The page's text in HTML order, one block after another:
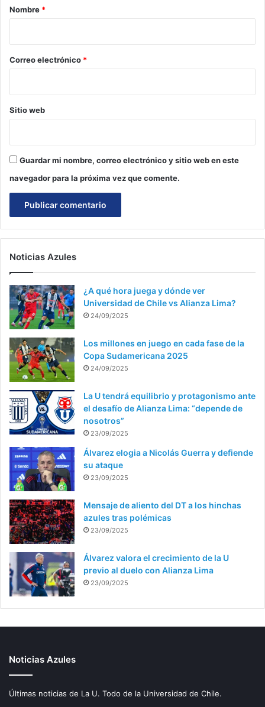
r
*
Nombre *
Correo electrónico *
Sitio web
Guardar mi nombre, correo electrónico y sitio web en este
navegador para la próxima vez que comente.
Noticias Azules
¿A qué hora juega y dónde ver
Universidad de Chile vs Alianza Lima?
24/09/2025
Los millones en juego en cada fase de la
Copa Sudamericana 2025
24/09/2025
La U tendrá equilibrio y protagonismo ante
el desafío de Alianza Lima: “depende de
nosotros”
23/09/2025
Álvarez elogia a Nicolás Guerra y defiende
su ataque
23/09/2025
Mensaje de aliento del DT a los hinchas
azules tras polémicas
23/09/2025
Álvarez valora el crecimiento de la U
previo al duelo con Alianza Lima
23/09/2025
Noticias Azules
Últimas noticias de La U. Todo de la Universidad de Chile.